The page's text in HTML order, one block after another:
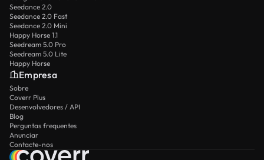
Seedance 2.0
Seedance 2.0 Fast
Seedance 2.0 Mini
Happy Horse 1.1
Seedream 5.0 Pro
Seedream 5.0 Lite
Happy Horse
Empresa
Sobre
Coverr Plus
Desenvolvedores / API
Blog
Perguntas frequentes
Anunciar
Contacte-nos